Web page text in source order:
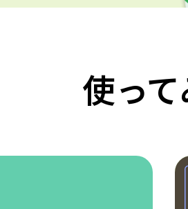
使って